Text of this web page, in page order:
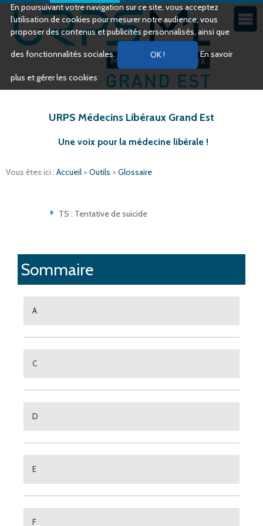
En poursuivant votre navigation sur ce site, vous acceptez
l’utilisation de cookies pour mesurer notre audience, vous
proposer des contenus et publicités personnalisés, ainsi que
des fonctionnalités sociales. En savoir
plus et gérer les cookies
URPS Médecins Libéraux Grand Est
Une voix pour la médecine libérale !
Vous êtes ici : Accueil > Outils > Glossaire
TS : Tentative de suicide
Sommaire
A
C
D
E
F